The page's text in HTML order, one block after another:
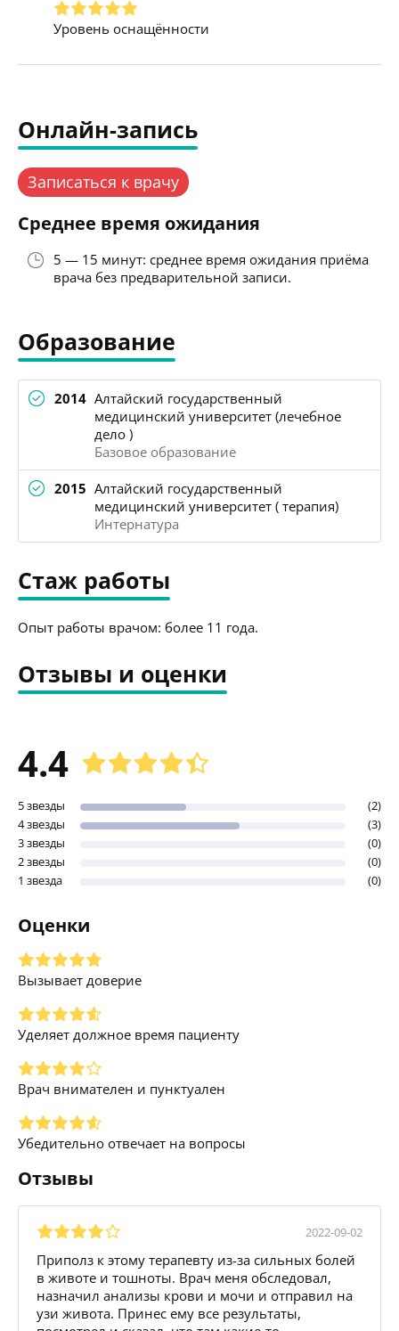
Уровень оснащённости
Онлайн-запись
Записаться к врачу
Среднее время ожидания
5 — 15 минут: среднее время ожидания приёма
врача без предварительной записи.
Образование
2014 Алтайский государственный
медицинский университет (лечебное
дело )
Базовое образование
2015 Алтайский государственный
медицинский университет ( терапия)
Интернатура
Стаж работы
Опыт работы врачом: более 11 года.
Отзывы и оценки
4.4
5 звезды
(2)
4 звезды
(3)
3 звезды
(0)
2 звезды
(0)
1 звезда
(0)
Оценки
Вызывает доверие
Уделяет должное время пациенту
Врач внимателен и пунктуален
Убедительно отвечает на вопросы
Отзывы
2022-09-02
Приполз к этому терапевту из-за сильных болей
в животе и тошноты. Врач меня обследовал,
назначил анализы крови и мочи и отправил на
узи живота. Принес ему все результаты,